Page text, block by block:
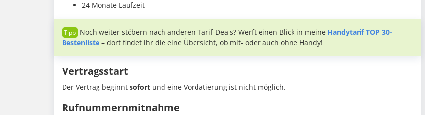
24 Monate Laufzeit
Noch weiter stöbern nach anderen Tarif-Deals? Werft einen Blick in meine Handytarif TOP 30-
Bestenliste – dort findet ihr die eine Übersicht, ob mit- oder auch ohne Handy!
Vertragsstart
Der Vertrag beginnt sofort und eine Vordatierung ist nicht möglich.
Rufnummernmitnahme